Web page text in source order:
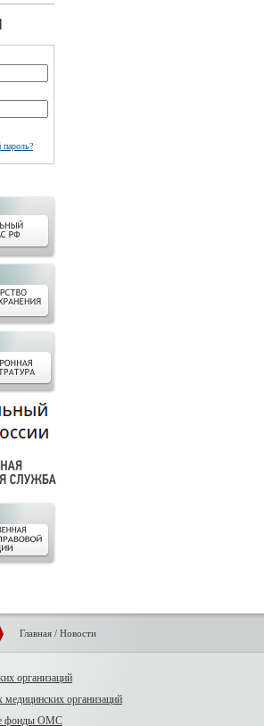
пароль?
Главная/ Новости
организаций
медицинских организаций
фонды ОМС